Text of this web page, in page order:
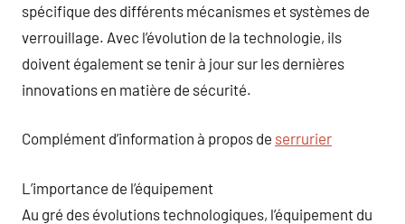
spécifique des différents mécanismes et systèmes de
verrouillage. Avec l’évolution de la technologie, ils
doivent également se tenir à jour sur les dernières
innovations en matière de sécurité.
Complément d’information à propos de serrurier
L’importance de l’équipement
Au gré des évolutions technologiques, l’équipement du